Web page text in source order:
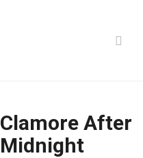
Clamore After
Midnight